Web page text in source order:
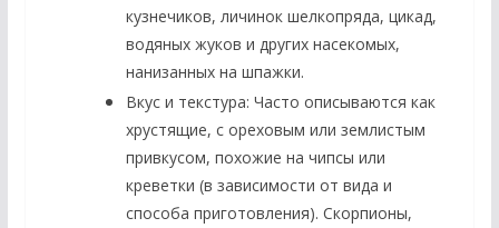
кузнечиков, личинок шелкопряда, цикад,
водяных жуков и других насекомых,
нанизанных на шпажки.
Вкус и текстура: Часто описываются как
хрустящие, с ореховым или землистым
привкусом, похожие на чипсы или
креветки (в зависимости от вида и
способа приготовления). Скорпионы,